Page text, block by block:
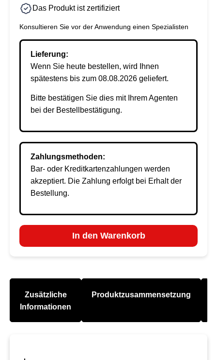
Das Produkt ist zertifiziert
Konsultieren Sie vor der Anwendung einen Spezialisten
Lieferung:
Wenn Sie heute bestellen, wird Ihnen
spätestens bis zum 08.08.2026 geliefert.
Bitte bestätigen Sie dies mit Ihrem Agenten
bei der Bestellbestätigung.
Zahlungsmethoden:
Bar- oder Kreditkartenzahlungen werden
akzeptiert. Die Zahlung erfolgt bei Erhalt der
Bestellung.
In den Warenkorb
Zusätzliche
Informationen
Produktzusammensetzung